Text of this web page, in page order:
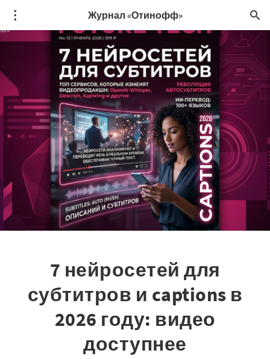
Журнал «Отинофф»
7 нейросетей для
субтитров и captions в
2026 году: видео
доступнее